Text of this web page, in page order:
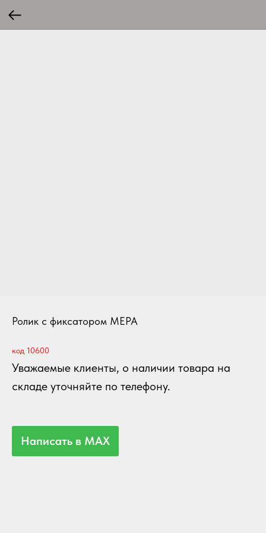
Ролик с фиксатором МЕРА
код 10600
Уважаемые клиенты, о наличии товара на
складе уточняйте по телефону.
Написать в MAX